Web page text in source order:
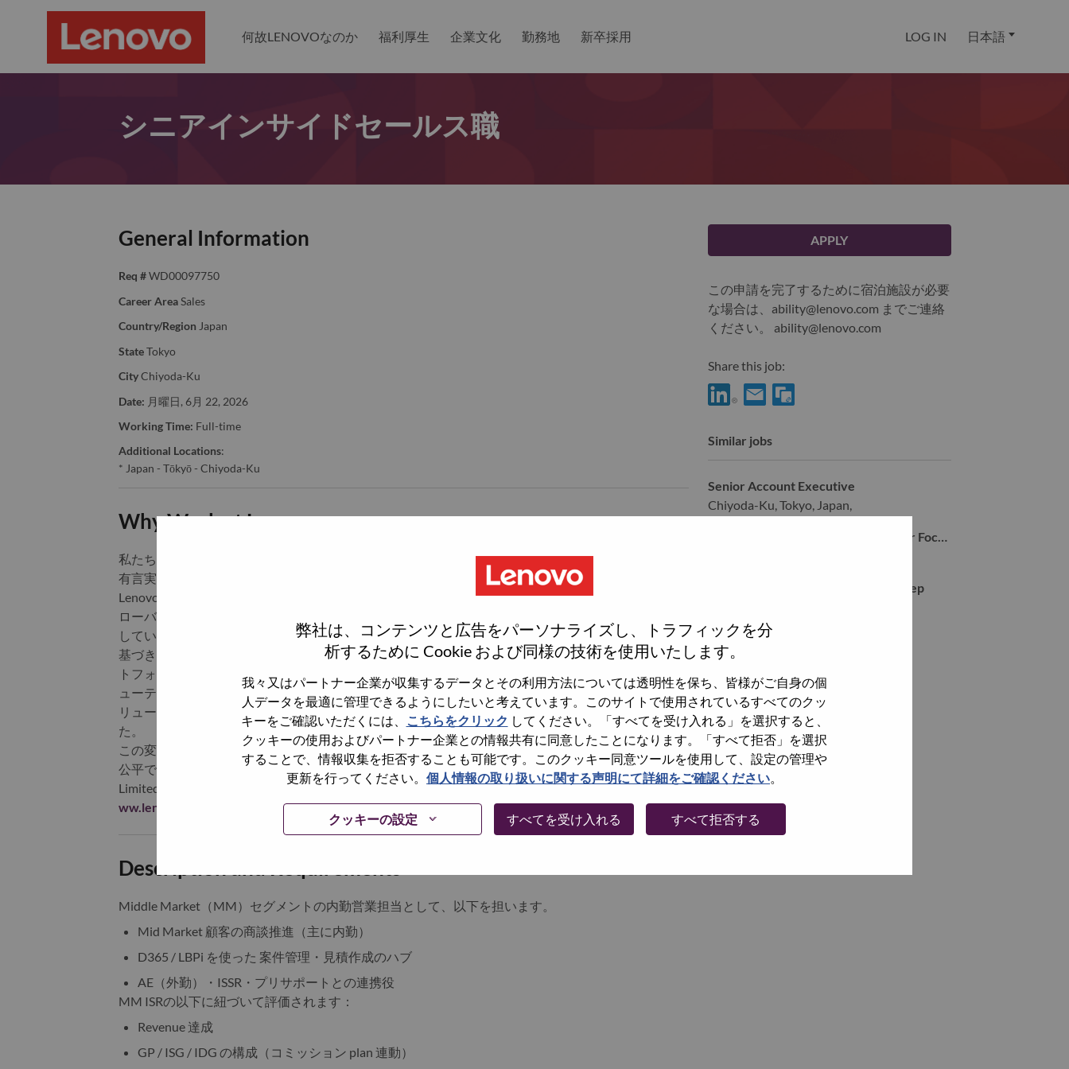
弊社は、コンテンツと広告をパーソナライズし、トラフィックを分
析するために Cookie および同様の技術を使用いたします。
我々又はパートナー企業が収集するデータとその利用方法については透明性を保ち、皆様がご自身の個
人データを最適に管理できるようにしたいと考えています。このサイトで使用されているすべてのクッ
キーをご確認いただくには、
こちらをクリック してください。「すべてを受け入れる」を選択すると、
クッキーの使用およびパートナー企業との情報共有に同意したことになります。「すべて拒否」を選択
することで、情報収集を拒否することも可能です。このクッキー同意ツールを使用して、設定の管理や
更新を行ってください。 個人情報の取り扱いに関する声明にて詳細をご確認ください。
クッキーの設定 すべてを受け入れる すべて拒否する
何故LENOVOなのか 福利厚生 企業文化 勤務地 新卒採用 LOG IN 日本語
シニアインサイドセールス職
General Information
Req # WD00097750
Career Area Sales
Country/Region Japan
State Tokyo
City Chiyoda-Ku
Date: 月曜日, 6月 22, 2026
Working Time: Full-time
Additional Locations:
* Japan - Tōkyō - Chiyoda-Ku
Why Work at Lenovo
私たちは Lenovo 。
有言実行し、実行してきたことで得たものにより、お客様を驚かせてきました。
Lenovo は、売上高 830 億米ドル、グローバルでも巨大なテクノロジー企業であり、フォーチュン グ
ローバル 500 誌では 153 位にランクされ、全世界180 の市場で毎日数百万の顧客にサービスを提供
しています。 Lenovo は、すべての人にスマートなテクノロジーを提供するという大胆なビジョンに
基づき、AI対応済で、AI- Readyな、AIに最適化されたデバイス（PC、ワークステーション、スマー
トフォン、タブレット）やインフラ（サーバー、ストレージ、エッジ、ハイ パフォーマンス コンピ
ューティング及びソフトウェア デファインド インフラストラクチャ（SDI））、ソフトウェア、ソ
リューション、サービスなど複数の分野に精通し、世界最大の PC 企業としての成功を築いてきまし
た。
この変革は、Lenovo の世界を変えるイノベーションと相まって、どこにいても誰にとっても、より
公平で信頼できる、そしてよりスマートな未来を築き上げています。 Lenovo は、Lenovo Group
Limited (HKSE: 992) (ADR: LNVGY) として、香港証券取引所に上場しています。詳細については、w
ww.lenovo.com
にアクセスし、StoryHubで最新ニュースをお読みください。
Description and Requirements
Middle Market（MM）セグメントの内勤営業担当として、以下を担います。
Mid Market 顧客の商談推進（主に内勤）
D365 / LBPi を使った 案件管理・見積作成のハブ
AE（外勤）・ISSR・プリサポートとの連携役
MM ISRの以下に紐づいて評価されます：
Revenue 達成
GP / ISG / IDG の構成（コミッション plan 連動）
APPLY
この申請を完了するために宿泊施設が必要
な場合は、ability@lenovo.com までご連絡
ください。 ability@lenovo.com
Share this job:
Similar jobs
Senior Account Executive
Chiyoda-Ku, Tokyo, Japan,
Inside Sales Representative (Partner Focused)
WD00100076 Web Inbound Sales Rep
WD00101472 Inside Account Rep
Chiyoda-Ku, Tokyo, Japan,
全てを見る